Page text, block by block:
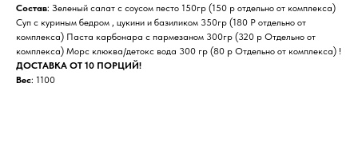
Состав: Зеленый салат с соусом песто 150гр (150 р отдельно от комплекса)
Суп с куриным бедром , цукини и базиликом 350гр (180 Р отдельно от
комплекса) Паста карбонара с пармезаном 300гр (320 р Отдельно от
комплекса) Морс клюква/детокс вода 300 гр (80 р Отдельно от комплекса) !
ДОСТАВКА ОТ 10 ПОРЦИЙ!
Вес: 1100